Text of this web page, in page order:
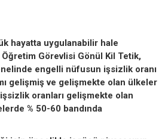
hayatta uygulanabilir hale
Görevlisi Gönül Kil Tetik,
engelli nüfusun işsizlik oranı
gelişmiş ve gelişmekte olan ülkeler
oranları gelişmekte olan
% 50-60 bandında